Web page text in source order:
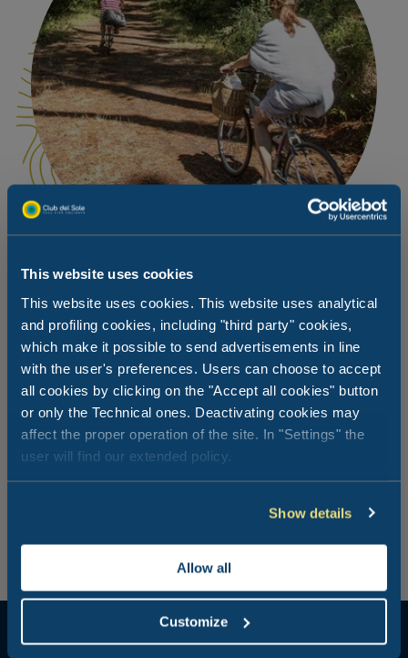
This website uses cookies
This website uses cookies. This website uses analytical
and profiling cookies, including "third party" cookies,
which make it possible to send advertisements in line
with the user's preferences. Users can choose to accept
all cookies by clicking on the "Accept all cookies" button
or only the Technical ones. Deactivating cookies may
affect the proper operation of the site. In "Settings" the
user will find our extended policy.
Show details
Allow all
Customize
Unterhaltung und Tätigkeiten für die
ganze Familie
Tätigkeiten im Freien sind ein wesentlicher Teil Ihres
Urlaubs am Meer mit Kindern. Verbinden Sie Erholung
mit der wohltuenden Wirkung einer kurzen Fahrradtour
unter Strandkiefern, Walking in der Dünenlandschaft,
Wassersportkurse und das Animationsprogramm am